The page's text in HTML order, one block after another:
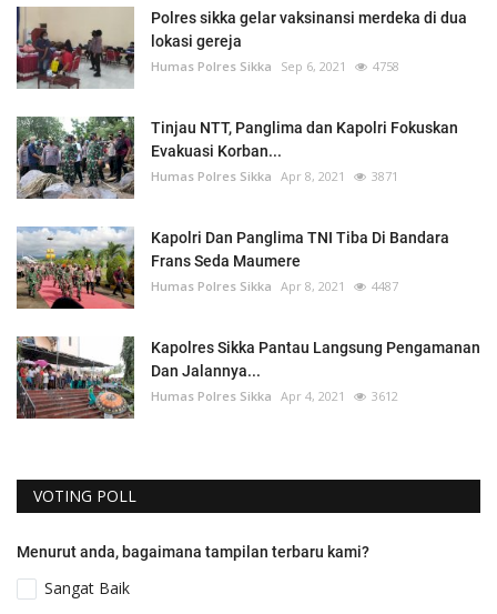
Polres sikka gelar vaksinansi merdeka di dua
lokasi gereja
Humas Polres Sikka Sep 6, 2021 4758
Tinjau NTT, Panglima dan Kapolri Fokuskan
Evakuasi Korban...
Humas Polres Sikka Apr 8, 2021 3871
Kapolri Dan Panglima TNI Tiba Di Bandara
Frans Seda Maumere
Humas Polres Sikka Apr 8, 2021 4487
Kapolres Sikka Pantau Langsung Pengamanan
Dan Jalannya...
Humas Polres Sikka Apr 4, 2021 3612
VOTING POLL
Menurut anda, bagaimana tampilan terbaru kami?
Sangat Baik